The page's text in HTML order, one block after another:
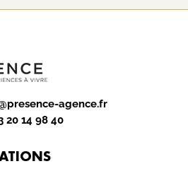
agence.fr
20 14 98 40